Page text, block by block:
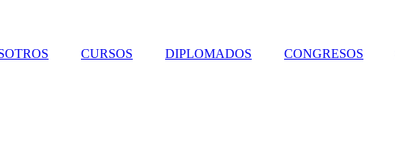
CURSOS DIPLOMADOS CONGRESOS